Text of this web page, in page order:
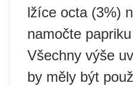
lžíce octa (3%)
namočte
Všechny výše
by měly být